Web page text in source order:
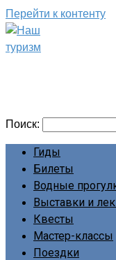
Перейти к контенту
Поиск:
Гиды
Билеты
Водные
Выставки и
Квесты
Мастер-классы
Поездки